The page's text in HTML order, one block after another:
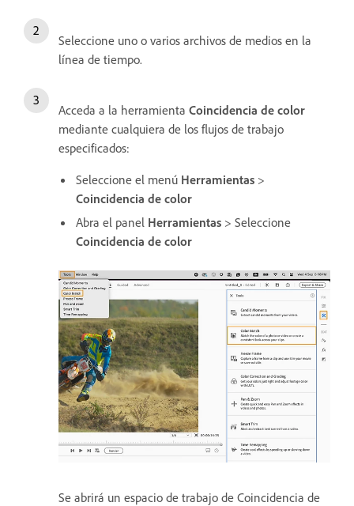
Seleccione uno o varios archivos de medios en la
línea de tiempo.
Acceda a la herramienta Coincidencia de color
mediante cualquiera de los flujos de trabajo
especificados:
Seleccione el menú Herramientas >
Coincidencia de color
Abra el panel Herramientas > Seleccione
Coincidencia de color
Se abrirá un espacio de trabajo de Coincidencia de